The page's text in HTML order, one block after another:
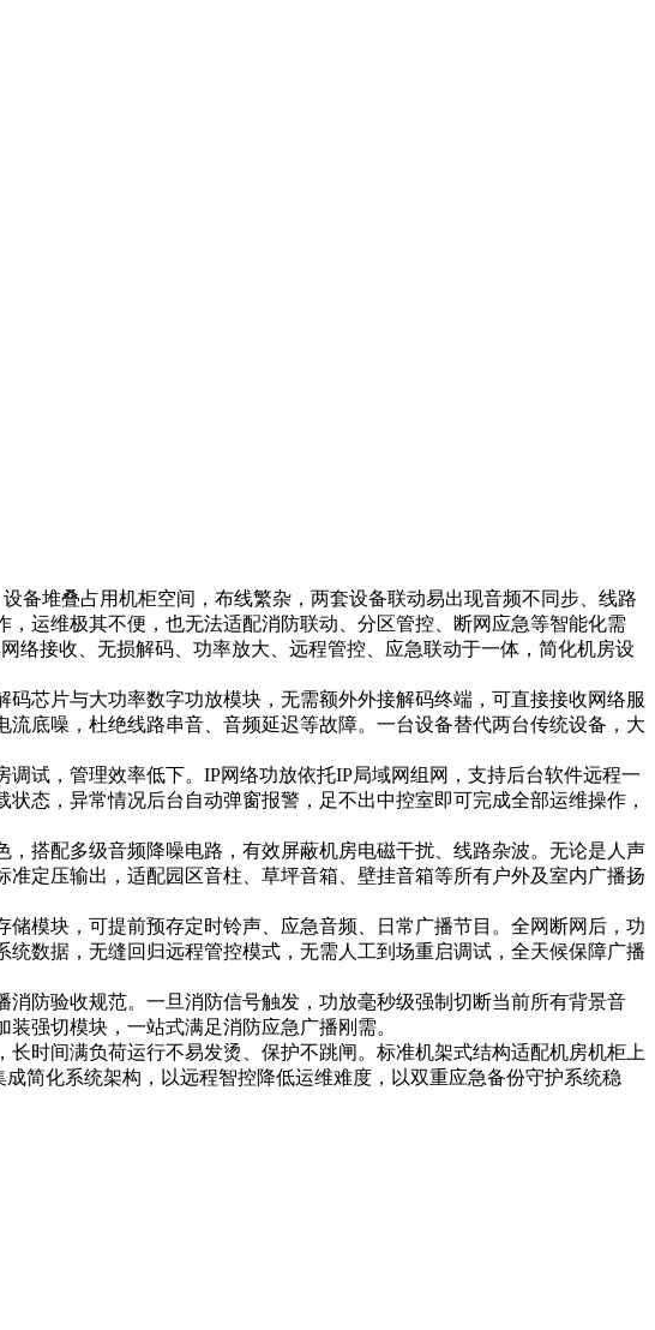
备堆叠占用机柜空间，布线繁杂，两套设备联动易出现音频不同步、线路
运维极其不便，也无法适配消防联动、分区管控、断网应急等智能化需
络接收、无损解码、功率放大、远程管控、应急联动于一体，简化机房设
芯片与大功率数字功放模块，无需额外外接解码终端，可直接接收网络服
底噪，杜绝线路串音、音频延迟等故障。一台设备替代两台传统设备，大
试，管理效率低下。IP网络功放依托IP局域网组网，支持后台软件远程一
态，异常情况后台自动弹窗报警，足不出中控室即可完成全部运维操作，
搭配多级音频降噪电路，有效屏蔽机房电磁干扰、线路杂波。无论是人声
定压输出，适配园区音柱、草坪音箱、壁挂音箱等所有户外及室内广播扬
模块，可提前预存定时铃声、应急音频、日常广播节目。全网断网后，功
数据，无缝回归远程管控模式，无需人工到场重启调试，全天候保障广播
防验收规范。一旦消防信号触发，功放毫秒级强制切断当前所有背景音
强切模块，一站式满足消防应急广播刚需。
时间满负荷运行不易发烫、保护不跳闸。标准机架式结构适配机房机柜上
简化系统架构，以远程智控降低运维难度，以双重应急备份守护系统稳